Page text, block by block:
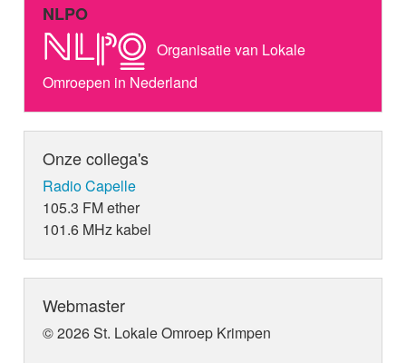
NLPO
Organisatie van Lokale
Omroepen in Nederland
Onze collega's
Radio Capelle
105.3 FM ether
101.6 MHz kabel
Webmaster
© 2026 St. Lokale Omroep Krimpen